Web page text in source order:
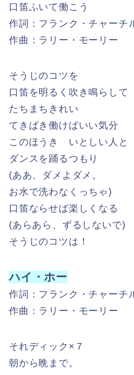
口笛ならせば楽しくなる
(あらあら、ずるしないで)
そうじのコツは！
ハイ・ホー
作詞：フランク・チャーチル
作曲：ラリー・モーリー
それディック×７
朝から晩まで。
それディック×７
精を出して。
商売繁盛
それ ディック×３
このシャベルでほい。
光る（光る）
まばゆいダイヤモンド
それディック×７
それディック×７
力を出しきって